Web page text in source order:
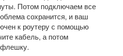
Потом подключаем все
сохранится, и ваш
к роутеру с помощью
кабель, а потом